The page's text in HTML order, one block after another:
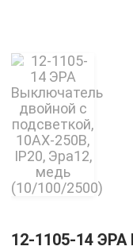
12-1105-14